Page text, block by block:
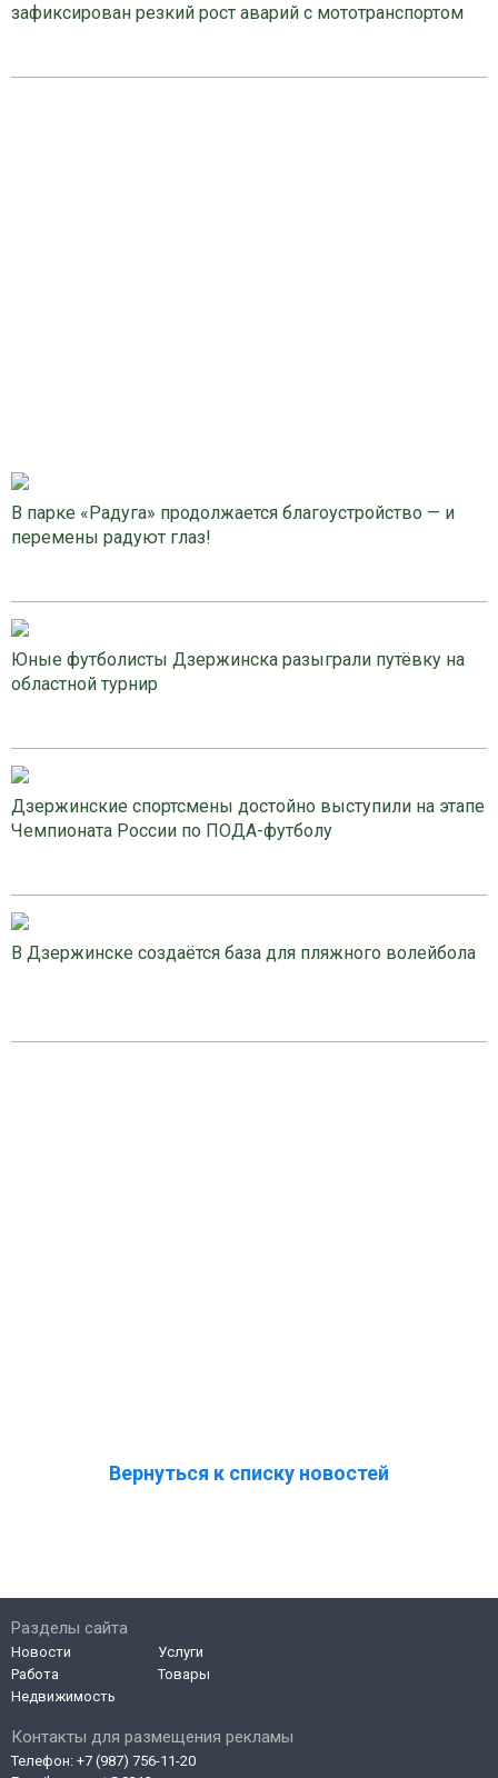
зафиксирован резкий рост аварий с мототранспортом
В парке «Радуга» продолжается благоустройство — и
перемены радуют глаз!
Юные футболисты Дзержинска разыграли путёвку на
областной турнир
Дзержинские спортсмены достойно выступили на этапе
Чемпионата России по ПОДА-футболу
В Дзержинске создаётся база для пляжного волейбола
Вернуться к списку новостей
Контакты для размещения рекламы
Телефон: +7 (987) 756-11-20
Разделы сайта
Новости
Работа
Недвижимость
Услуги
Товары